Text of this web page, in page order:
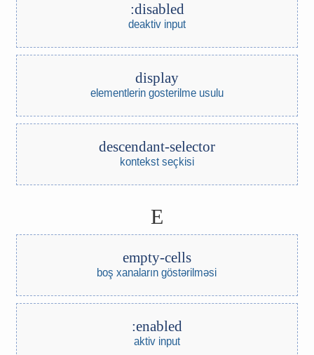
:disabled
deaktiv input
display
elementlerin gosterilme usulu
descendant-selector
kontekst seçkisi
E
empty-cells
boş xanaların göstərilməsi
:enabled
aktiv input